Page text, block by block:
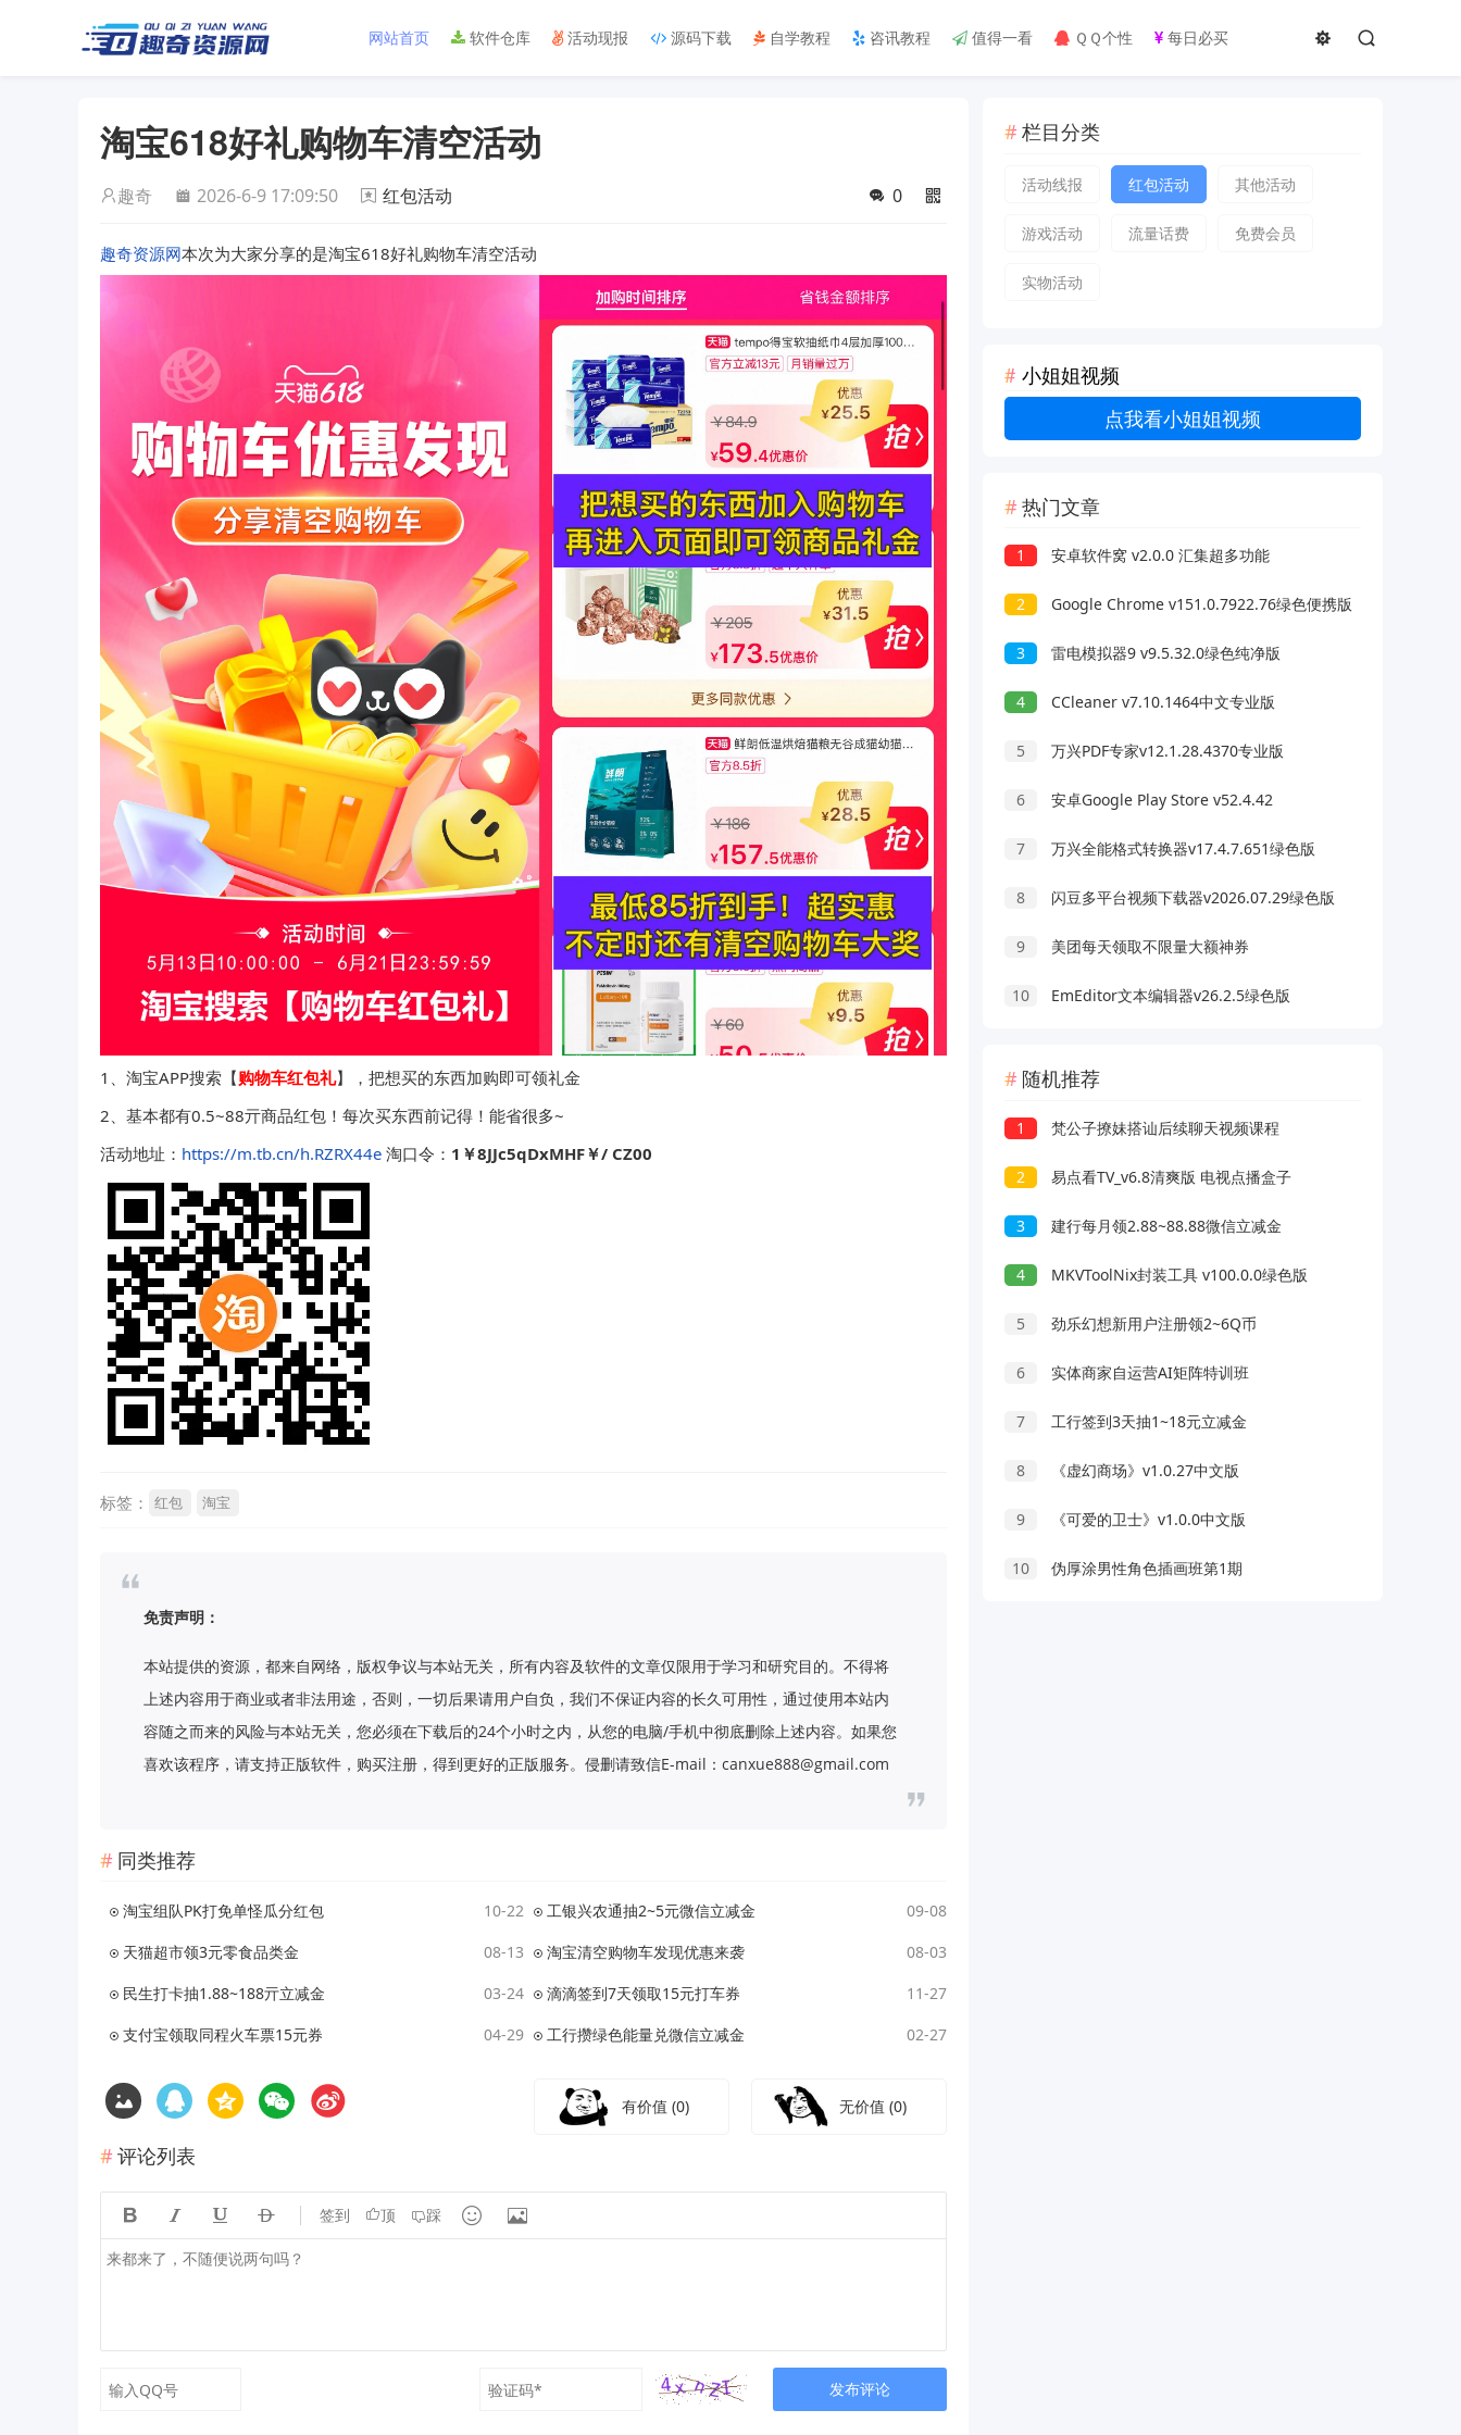
网站首页 软件仓库 活动现报 源码下载 自学教程 咨讯教程 值得一看 ＱＱ个性 每日必买
淘宝618好礼购物车清空活动
趣奇 2026-6-9 17:09:50 红包活动 0
趣奇资源网本次为大家分享的是淘宝618好礼购物车清空活动
1、淘宝APP搜索【购物车红包礼】，把想买的东西加购即可领礼金
2、基本都有0.5~88亓商品红包！每次买东西前记得！能省很多~
活动地址： https://m.tb.cn/h.RZRX44e 淘口令： 1￥8JJc5qDxMHF￥/ CZ00
标签： 红包 淘宝
免责声明：
本站提供的资源，都来自网络，版权争议与本站无关，所有内容及软件的文章仅限用于学习和研究目的。不得将
上述内容用于商业或者非法用途，否则，一切后果请用户自负，我们不保证内容的长久可用性，通过使用本站内
容随之而来的风险与本站无关，您必须在下载后的24个小时之内，从您的电脑/手机中彻底删除上述内容。如果您
喜欢该程序，请支持正版软件，购买注册，得到更好的正版服务。侵删请致信E-mail：canxue888@gmail.com
同类推荐
淘宝组队PK打免单怪瓜分红包 10-22 工银兴农通抽2~5元微信立减金
09-08
天猫超市领3元零食品类金
08-13 淘宝清空购物车发现优惠来袭
08-03
民生打卡抽1.88~188亓立减金
03-24 滴滴签到7天领取15元打车券
11-27
支付宝领取同程火车票15元券
04-29 工行攒绿色能量兑微信立减金 02-27
有价值(0) 无价值(0)
评论列表
    签到 顶 踩  
发布评论
栏目分类
活动线报 红包活动 其他活动
游戏活动 流量话费 免费会员
实物活动
小姐姐视频
点我看小姐姐视频
热门文章
1 安卓软件窝 v2.0.0 汇集超多功能
2 Google Chrome v151.0.7922.76绿色便携版
3 雷电模拟器9 v9.5.32.0绿色纯净版
4 CCleaner v7.10.1464中文专业版
5 万兴PDF专家v12.1.28.4370专业版
6 安卓Google Play Store v52.4.42
7 万兴全能格式转换器v17.4.7.651绿色版
8 闪豆多平台视频下载器v2026.07.29绿色版
9 美团每天领取不限量大额神券
10 EmEditor文本编辑器v26.2.5绿色版
随机推荐
1 梵公子撩妹搭讪后续聊天视频课程
2 易点看TV_v6.8清爽版 电视点播盒子
3 建行每月领2.88~88.88微信立减金
4 MKVToolNix封装工具 v100.0.0绿色版
5 劲乐幻想新用户注册领2~6Q币
6 实体商家自运营AI矩阵特训班
7 工行签到3天抽1~18元立减金
8 《虚幻商场》v1.0.27中文版
9 《可爱的卫士》v1.0.0中文版
10 伪厚涂男性角色插画班第1期